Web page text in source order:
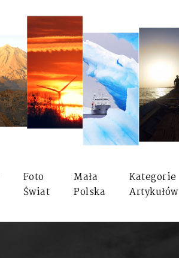
Foto
Świat
Mała
Polska
Kategorie
Artykułów